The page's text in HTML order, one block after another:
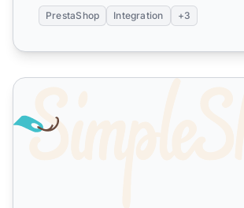
PrestaShop Integration +3
SimpleShop (.com)